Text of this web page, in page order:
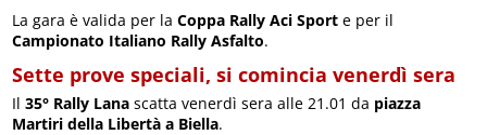
La gara è valida per laCoppa Rally Aci Sport e per il
Campionato Italiano Rally Asfalto.
Sette prove speciali, si comincia venerdì sera
Il35° Rally Lana scatta venerdì sera alle 21.01 da piazza
Martiri della Libertà a Biella.